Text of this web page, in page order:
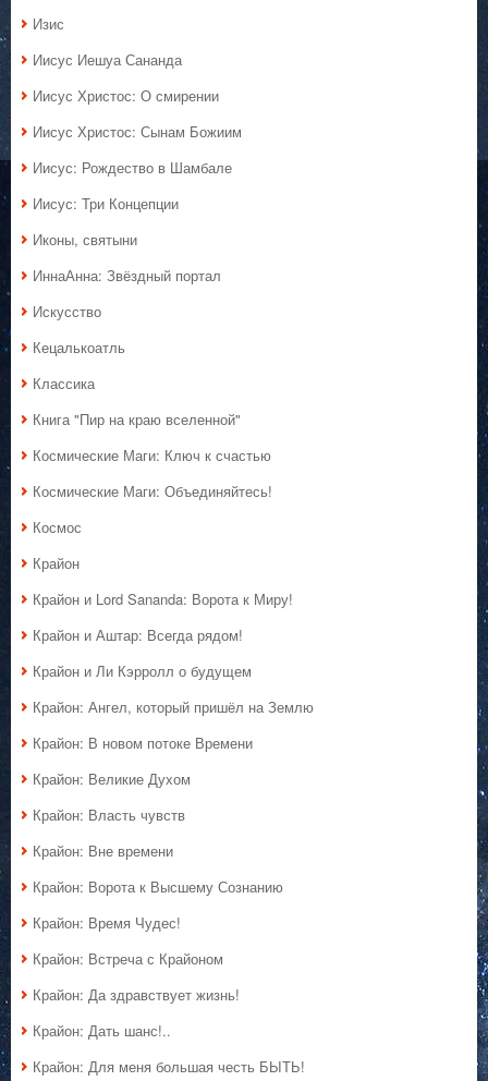
Изис
Иисус Иешуа Сананда
Иисус Христос: О смирении
Иисус Христос: Сынам Божиим
Иисус: Рождество в Шамбале
Иисус: Три Концепции
Иконы, святыни
ИннаАнна: Звёздный портал
Искусство
Кецалькоатль
Классика
Книга "Пир на краю вселенной"
Космические Маги: Ключ к счастью
Космические Маги: Объединяйтесь!
Космос
Крайон
Крайон и Lord Sananda: Ворота к Миру!
Крайон и Аштар: Всегда рядом!
Крайон и Ли Кэрролл о будущем
Крайон: Ангел, который пришёл на Землю
Крайон: В новом потоке Времени
Крайон: Великие Духом
Крайон: Власть чувств
Крайон: Вне времени
Крайон: Ворота к Высшему Сознанию
Крайон: Время Чудес!
Крайон: Встреча с Крайоном
Крайон: Да здравствует жизнь!
Крайон: Дать шанс!..
Крайон: Для меня большая честь БЫТЬ!